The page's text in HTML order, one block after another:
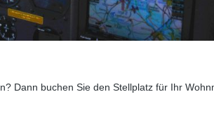
Dann buchen Sie den Stellplatz für Ihr